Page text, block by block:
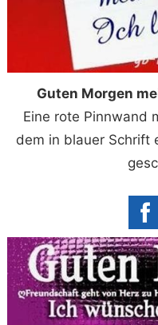
Guten Morgen
Eine rote Pinnwand
dem in blauer Schrift